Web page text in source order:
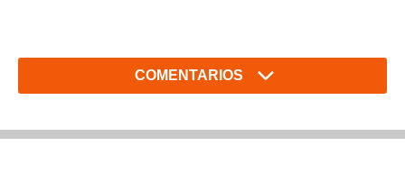
COMENTARIOS